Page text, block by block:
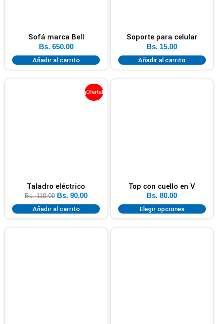
Sofá marca Bell
Bs.650.00
Añadir al carrito
Soporte para celular
Bs. 15.00
Añadir al carrito
¡Oferta!
Taladro eléctrico
Bs.110.00 Bs.90.00
Añadir al carrito
Top con cuello en V
Bs. 80.00
Elegir opciones